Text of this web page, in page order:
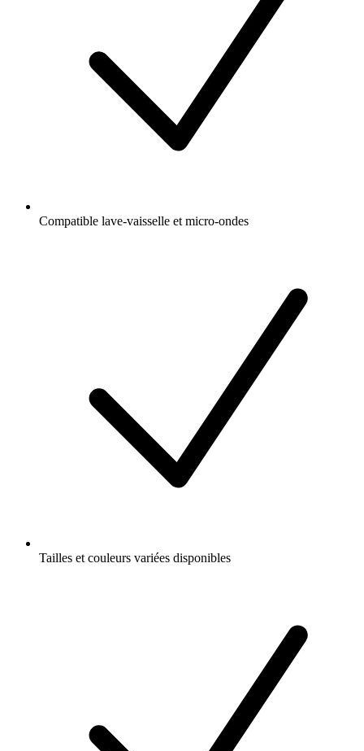
Compatible lave-vaisselle et micro-ondes
Tailles et couleurs variées disponibles